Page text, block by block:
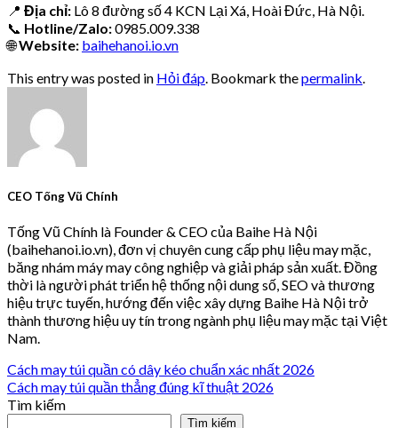
📍 Địa chỉ: Lô 8 đường số 4 KCN Lại Xá, Hoài Đức, Hà Nội.
📞 Hotline/Zalo:0985.009.338
🌐Website: baihehanoi.io.vn
This entry was posted in Hỏi đáp . Bookmark thepermalink
CEO Tống Vũ Chính
Tống Vũ Chính là Founder & CEO của Baihe Hà Nội
(baihehanoi.io.vn), đơn vị chuyên cung cấp phụ liệu may mặc,
băng nhám máy may công nghiệp và giải pháp sản xuất. Đồng
thời là người phát triển hệ thống nội dung số, SEO và thương
hiệu trực tuyến, hướng đến việc xây dựng Baihe Hà Nội trở
thành thương hiệu uy tín trong ngành phụ liệu may mặc tại Việt
Nam.
Cách may túi quần có dây kéo chuẩn xác nhất 2026
Cách may túi quần thẳng đúng kĩ thuật 2026
Tìm kiếm
Tìm kiếm